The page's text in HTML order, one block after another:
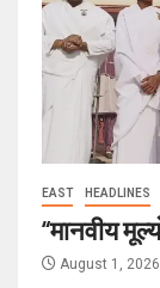
EAST HEADLINES
“मानवीय
August 1, 2026